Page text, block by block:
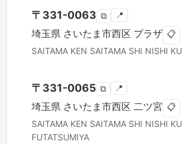
〒 331-0063 ⧉ 📍
埼玉県 さいたま市西区 プラザ 📋
SAITAMA KEN SAITAMA SHI NISHI KU
〒 331-0065 ⧉ 📍
埼玉県 さいたま市西区 二ツ宮 📋
SAITAMA KEN SAITAMA SHI NISHI KU
FUTATSUMIYA